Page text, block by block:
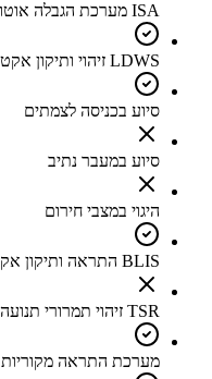
ISA מערכת הגבלה אוטומטית למהירות הרכב
LDWS זיהוי ותיקון אקטיבי לסטיה מנתיב
סיוע בכניסה לצמתים
סיוע במעבר נתיב
היגוי במצבי חירום
BLIS התראה ותיקון אקטיבי לרכב בשטח מת
TSR זיהוי תמרורי תנועה
מערכת התראה מקוריות